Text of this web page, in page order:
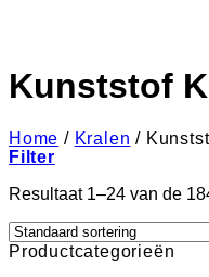
Kunststof
Home / Kralen /
Filter
Resultaat 1–24 van de
Productcategorieën